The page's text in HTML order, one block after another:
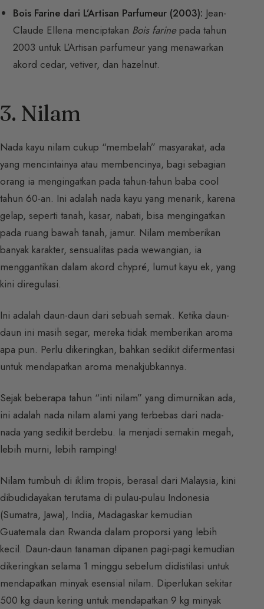
Bois Farine dari L’Artisan Parfumeur (2003): Jean-
Claude Ellena menciptakan Bois farinepada tahun
2003 untuk L’Artisan parfumeur yang menawarkan
akord cedar, vetiver, dan hazelnut.
3. Nilam
Nada kayu nilam cukup “membelah” masyarakat, ada
yang mencintainya atau membencinya, bagi sebagian
orang ia mengingatkan pada tahun-tahun baba cool
tahun 60-an. Ini adalah nada kayu yang menarik, karena
gelap, seperti tanah, kasar, nabati, bisa mengingatkan
pada ruang bawah tanah, jamur. Nilam memberikan
banyak karakter, sensualitas pada wewangian, ia
menggantikan dalam akord chypré, lumut kayu ek, yang
kini diregulasi.
Ini adalah daun-daun dari sebuah semak. Ketika daun-
daun ini masih segar, mereka tidak memberikan aroma
apa pun. Perlu dikeringkan, bahkan sedikit difermentasi
untuk mendapatkan aroma menakjubkannya.
Sejak beberapa tahun “inti nilam” yang dimurnikan ada,
ini adalah nada nilam alami yang terbebas dari nada-
nada yang sedikit berdebu. Ia menjadi semakin megah,
lebih murni, lebih ramping!
Nilam tumbuh di iklim tropis, berasal dari Malaysia, kini
dibudidayakan terutama di pulau-pulau Indonesia
(Sumatra, Jawa), India, Madagaskar kemudian
Guatemala dan Rwanda dalam proporsi yang lebih
kecil. Daun-daun tanaman dipanen pagi-pagi kemudian
dikeringkan selama 1 minggu sebelum didistilasi untuk
mendapatkan minyak esensial nilam. Diperlukan sekitar
500 kg daun kering untuk mendapatkan 9 kg minyak